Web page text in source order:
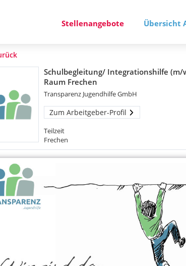
Stellenangebote Übersicht
Schulbegleitung/ Integrationshilfe (m/
Raum Frechen
Transparenz Jugendhilfe GmbH
Zum Arbeitgeber-Profil
Teilzeit
Frechen